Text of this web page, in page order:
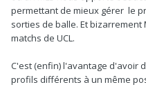
permettant de mieux gérer le
sorties de balle. Et bizarrement
matchs de UCL.
C'est (enfin) l'avantage d'avoir
profils différents à un même